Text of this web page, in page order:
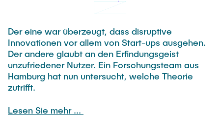
Beatrice Landefeld
INNOVATIONSFORMATE FÜR UNTERNEHMEN
STIFTER
Der eine war überzeugt, dass disruptive
Innovationen vor allem von Start-ups ausgehen.
Der andere glaubt an den Erfindungsgeist
unzufriedener Nutzer. Ein Forschungsteam aus
Hamburg hat nun untersucht, welche Theorie
zutrifft.
Lesen Sie mehr ...